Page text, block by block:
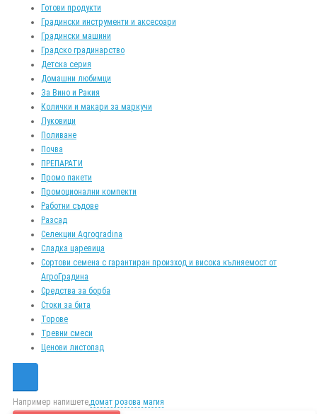
Готови продукти
Градински инструменти и аксесоари
Градински машини
Градско градинарство
Детска серия
Домашни любимци
За Вино и Ракия
Колички и макари за маркучи
Луковици
Поливане
Почва
ПРЕПАРАТИ
Промо пакети
Промоционални компекти
Работни съдове
Разсад
Селекции Agrogradina
Сладка царевица
Сортови семена с гарантиран произход и висока кълняемост от
АгроГрадина
Средства за борба
Стоки за бита
Торове
Тревни смеси
Ценови листопад
Например напишете,домат розова магия